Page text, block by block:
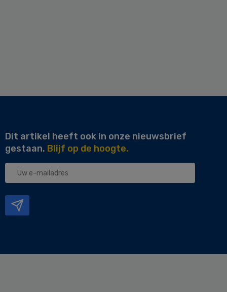
Dit artikel heeft ook in onze nieuwsbrief
gestaan. Blijf op de hoogte.
Uw